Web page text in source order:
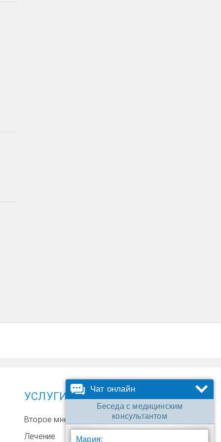
УСЛУГИ
Второе мнение
Лечение
Чат онлайн
Беседа с медицинским
консультантом
Мария: